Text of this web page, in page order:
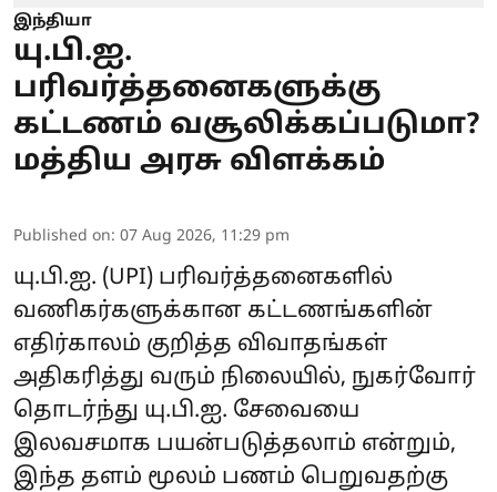
இந்தியா
யு.பி.ஐ.
பரிவர்த்தனைகளுக்கு
கட்டணம் வசூலிக்கப்படுமா?
மத்திய அரசு விளக்கம்
Published on: 07 Aug 2026, 11:29 pm
யு.பி.ஐ. (UPI) பரிவர்த்தனைகளில்
வணிகர்களுக்கான கட்டணங்களின்
எதிர்காலம் குறித்த விவாதங்கள்
அதிகரித்து வரும் நிலையில், நுகர்வோர்
தொடர்ந்து யு.பி.ஐ. சேவையை
இலவசமாக பயன்படுத்தலாம் என்றும்,
இந்த தளம் மூலம் பணம் பெறுவதற்கு